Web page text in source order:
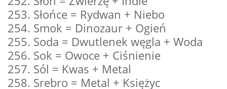
253. Słońce = Rydwan + Niebo
254. Smok = Dinozaur + Ogień
255. Soda = Dwutlenek węgla + Woda
256. Sok = Owoce + Ciśnienie
257. Sól = Kwas + Metal
258. Srebro = Metal + Księżyc